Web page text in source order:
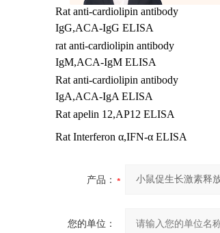
Rat anti-cardiolipin antibody
IgG,ACA-IgG ELISA
rat anti-cardiolipin antibody
IgM,ACA-IgM ELISA
Rat anti-cardiolipin antibody
IgA,ACA-IgA ELISA
Rat apelin 12,AP12 ELISA
Rat Interferon α,IFN-α ELISA
产品：
您的单位：